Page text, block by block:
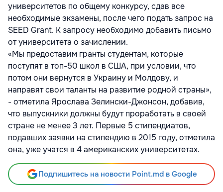
университетов по общему конкурсу, сдав все
необходимые экзамены, после чего подать запрос на
SEED Grant. К запросу необходимо добавить письмо
от университета о зачислении.
«Мы предоставим гранты студентам, которые
поступят в топ-50 школ в США, при условии, что
потом они вернутся в Украину и Молдову, и
направят свои таланты на развитие родной страны»,
- отметила Ярослава Зелински-Джонсон, добавив,
что выпускники должны будут проработать в своей
стране не менее 3 лет. Первые 5 стипендиатов,
подавших заявки на стипендию в 2015 году, отметила
она, уже учатся в 4 американских университетах.
Подпишитесь на новости Point.md в Google